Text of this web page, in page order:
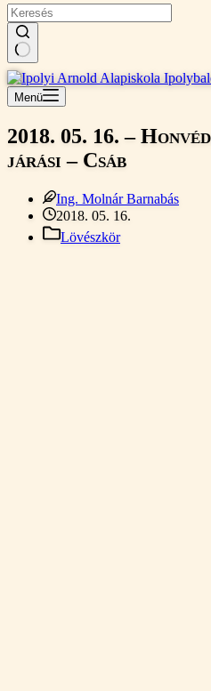
Nincs
találat
Menü
2018. 05. 16. –
járási – Csáb
Ing. Molnár Barnabás
2018. 05. 16.
Lövészkör